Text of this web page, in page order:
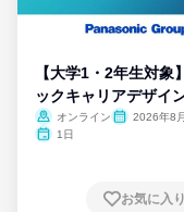
【大学1・2年生対象
ックキャリアデザイ
ム
オンライン
2026年8
1日
お気に入り